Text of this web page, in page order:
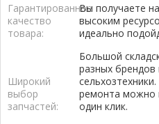
Гарантированное
качество
товара:
Вы получаете
высоким
идеально
Широкий
выбор
запчастей:
Большой
разных
ремонта можно
один клик.